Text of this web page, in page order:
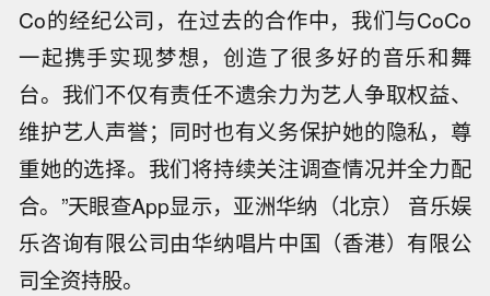
Co的经纪公司，在过去的合作中，我们与CoCo
一起携手实现梦想，创造了很多好的音乐和舞
台。我们不仅有责任不遗余力为艺人争取权益、
维护艺人声誉；同时也有义务保护她的隐私，尊
重她的选择。我们将持续关注调查情况并全力配
合。”天眼查App显示，亚洲华纳（北京） 音乐娱
乐咨询有限公司由华纳唱片中国（香港）有限公
司全资持股。